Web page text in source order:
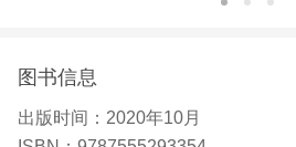
图书信息
出版时间： 2020年10月